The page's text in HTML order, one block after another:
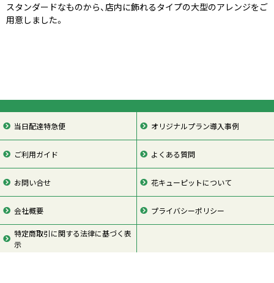
スタンダードなものから、店内に飾れるタイプの大型のアレンジをご
用意しました。
当日配達特急便 オリジナルプラン導入事例
ご利用ガイド よくある質問
お問い合せ 花キューピットについて
会社概要 プライバシーポリシー
特定商取引に関する法律に基づく表
示